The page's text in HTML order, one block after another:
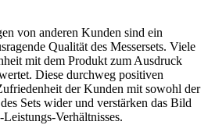
von anderen Kunden sind ein
Qualität des Messersets. Viele
mit dem Produkt zum Ausdruck
Diese durchweg positiven
der Kunden mit sowohl der
Sets wider und verstärken das Bild
Leistungs-Verhältnisses.